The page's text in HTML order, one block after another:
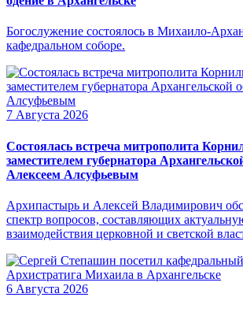
Богослужение состоялось в Михаило-
кафедральном соборе.
7 Августа 2026
Состоялась встреча митрополита
заместителем губернатора
Алексеем Алсуфьевым
Архипастырь и Алексей Владимирович
спектр вопросов, составляющих
взаимодействия церковной и светской
6 Августа 2026